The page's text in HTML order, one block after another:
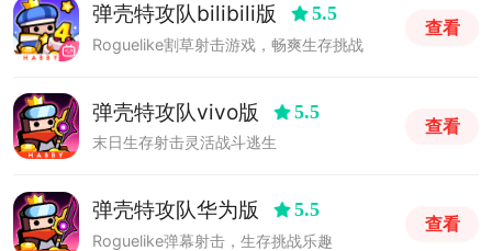
弹壳特攻队bilibili版 5.5
Roguelike割草射击游戏，畅爽生存挑战
查看
弹壳特攻队vivo版 5.5
末日生存射击灵活战斗逃生
查看
弹壳特攻队华为版 5.5
Roguelike弹幕射击，生存挑战乐趣
查看